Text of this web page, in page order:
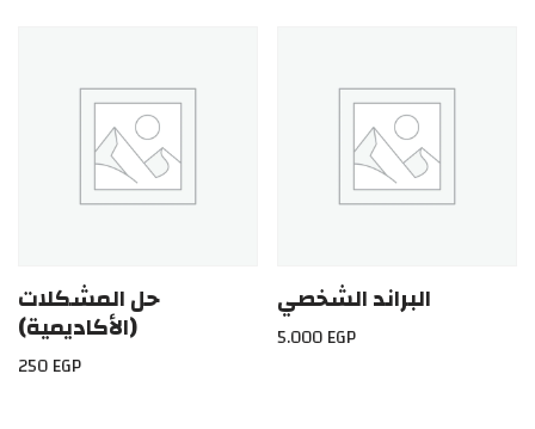
حل المشكلات
(الأكاديمية)
250EGP
البراند الشخصي
5.000EGP